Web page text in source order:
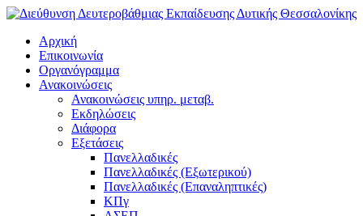
Αρχική
Επικοινωνία
Οργανόγραμμα
Ανακοινώσεις
Ανακοινώσεις υπηρ. μεταβ.
Εκδηλώσεις
Διάφορα
Εξετάσεις
Πανελλαδικές
Πανελλαδικές (Εξωτερικού)
Πανελλαδικές (Επαναληπτικές)
ΚΠγ